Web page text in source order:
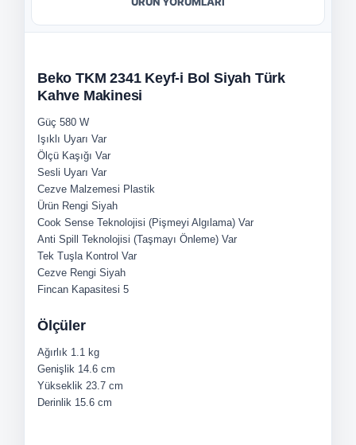
Beko TKM 2341 Keyf-i Bol Siyah Türk
Kahve Makinesi
Güç 580 W
Işıklı Uyarı Var
Ölçü Kaşığı Var
Sesli Uyarı Var
Cezve Malzemesi Plastik
Ürün Rengi Siyah
Cook Sense Teknolojisi (Pişmeyi Algılama) Var
Anti Spill Teknolojisi (Taşmayı Önleme) Var
Tek Tuşla Kontrol Var
Cezve Rengi Siyah
Fincan Kapasitesi 5
Ölçüler
Ağırlık 1.1 kg
Genişlik 14.6 cm
Yükseklik 23.7 cm
Derinlik 15.6 cm